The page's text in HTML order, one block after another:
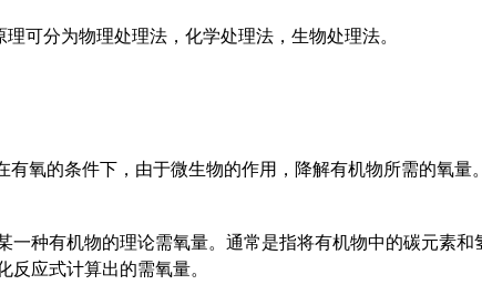
可分为物理处理法，化学处理法，生物处理法。
有氧的条件下，由于微生物的作用，降解有机物所需的氧量
一种有机物的理论需氧量。通常是指将有机物中的碳元素
反应式计算出的需氧量。